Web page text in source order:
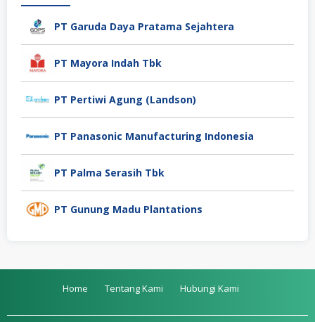
PT Garuda Daya Pratama Sejahtera
PT Mayora Indah Tbk
PT Pertiwi Agung (Landson)
PT Panasonic Manufacturing Indonesia
PT Palma Serasih Tbk
PT Gunung Madu Plantations
Home Tentang Kami Hubungi Kami